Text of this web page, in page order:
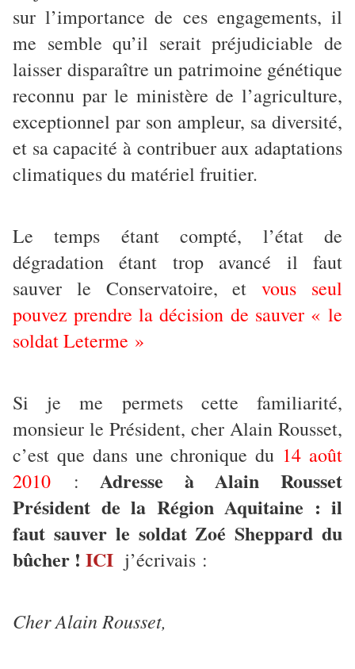
sur l’importance de ces engagements, il
me semble qu’il serait préjudiciable de
laisser disparaître un patrimoine génétique
reconnu par le ministère de l’agriculture,
exceptionnel par son ampleur, sa diversité,
et sa capacité à contribuer aux adaptations
climatiques du matériel fruitier.
Le temps étant compté, l’état de
dégradation étant trop avancé il faut
sauver le Conservatoire, etvous seul
pouvez prendre la décision de sauver « le
soldat Leterme »
Si je me permets cette familiarité,
monsieur le Président, cher Alain Rousset,
c’est que dans une chronique du 14 août
2010 :Adresse à Alain Rousset
Président de la Région Aquitaine : il
faut sauver le soldat Zoé Sheppard du
bûcher ! ICI j’écrivais :
Cher Alain Rousset,